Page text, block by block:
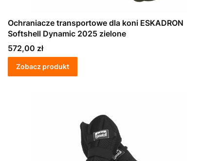
Ochraniacze transportowe dla koni ESKADRON
Softshell Dynamic 2025 zielone
Cena
572,00 zł
Zobacz produkt